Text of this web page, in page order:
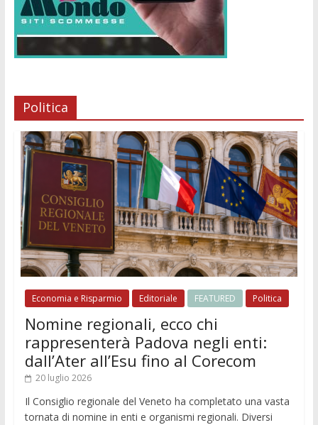
Politica
Economia e Risparmio Editoriale FEATURED Politica
Nomine regionali, ecco chi
rappresenterà Padova negli enti:
dall’Ater all’Esu fino al Corecom
20 luglio 2026
Il Consiglio regionale del Veneto ha completato una vasta
tornata di nomine in enti e organismi regionali. Diversi